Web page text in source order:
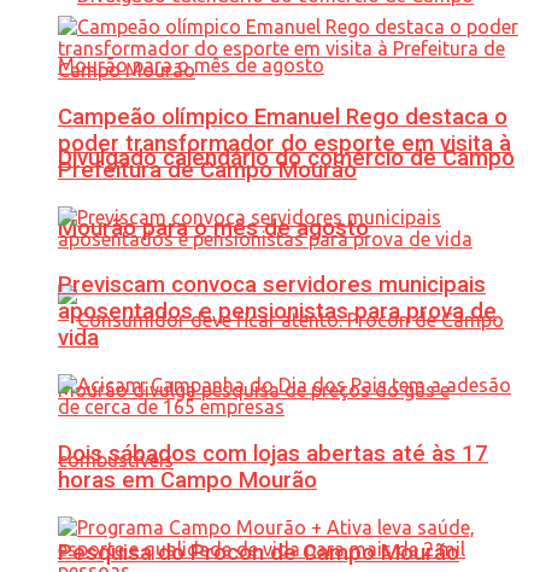
Divulgado calendário do comércio de Campo
Mourão para o mês de agosto
Pesquisa do Procon de Campo Mourão
Campeão olímpico Emanuel Rego destaca o
poder transformador do esporte em visita à
Prefeitura de Campo Mourão
Previscam convoca servidores municipais
aposentados e pensionistas para prova de
vida
Dois sábados com lojas abertas até às 17
horas em Campo Mourão